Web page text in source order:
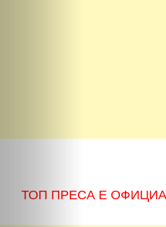
ТОП ПРЕСА Е